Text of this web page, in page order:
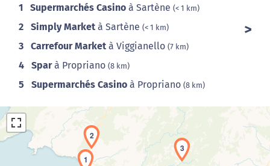
1 Supermarchés Casino à Sartène (< 1 km)
2 Simply Market à Sartène (< 1 km)
3 Carrefour Market à Viggianello (7 km)
4 Sparà Propriano (8 km)
5 Supermarchés Casino à Propriano (8 km)
1
2
3